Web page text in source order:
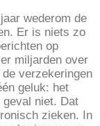
wederom de
Er is niets zo
op
miljarden over
verzekeringen
geluk: het
niet. Dat
zieken. In